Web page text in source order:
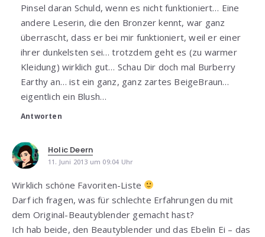
Pinsel daran Schuld, wenn es nicht funktioniert… Eine
andere Leserin, die den Bronzer kennt, war ganz
überrascht, dass er bei mir funktioniert, weil er einer
ihrer dunkelsten sei… trotzdem geht es (zu warmer
Kleidung) wirklich gut… Schau Dir doch mal Burberry
Earthy an… ist ein ganz, ganz zartes BeigeBraun…
eigentlich ein Blush…
Antworten
Holic Deern
11. Juni 2013 um 09:04 Uhr
Wirklich schöne Favoriten-Liste
Darf ich fragen, was für schlechte Erfahrungen du mit
dem Original-Beautyblender gemacht hast?
Ich hab beide, den Beautyblender und das Ebelin Ei – das